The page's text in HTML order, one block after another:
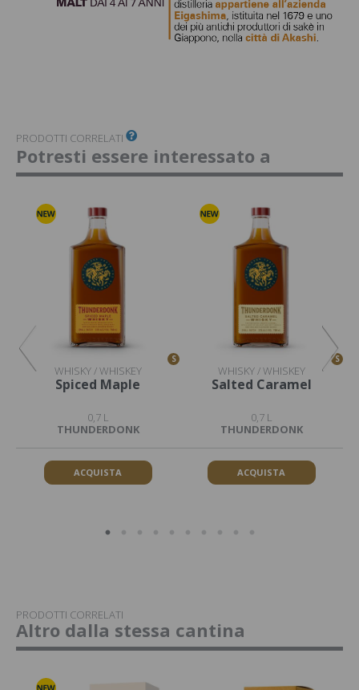
PRODOTTI CORRELATI
Potresti essere interessato a
S
WHISKY / WHISKEY
Spiced Maple
0,7 L
THUNDERDONK
ACQUISTA
S
WHISKY / WHISKEY
Salted Caramel
0,7 L
THUNDERDONK
ACQUISTA
PRODOTTI CORRELATI
Altro dalla stessa cantina